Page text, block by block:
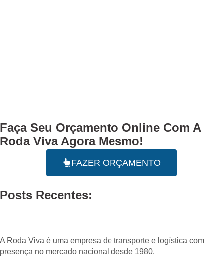
Faça Seu Orçamento Online Com A
Roda Viva Agora Mesmo!
FAZER ORÇAMENTO
Posts Recentes:
A Roda Viva é uma empresa de transporte e logística com
presença no mercado nacional desde 1980.